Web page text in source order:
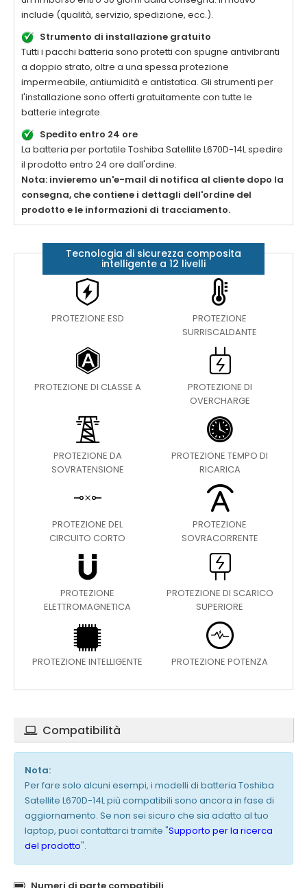
include (qualità, servizio, spedizione, ecc.).
Strumento di installazione gratuito
Tutti i pacchi batteria sono protetti con spugne antivibranti
a doppio strato, oltre a una spessa protezione
impermeabile, antiumidità e antistatica. Gli strumenti per
l'installazione sono offerti gratuitamente con tutte le
batterie integrate.
Spedito entro 24 ore
La batteria per portatile Toshiba Satellite L670D-14Lspedire
il prodotto entro 24 ore dall'ordine.
Nota: invieremo un'e-mail di notifica al cliente dopo la
consegna, che contiene i dettagli dell'ordine del
prodotto e le informazioni di tracciamento.
Tecnologia di sicurezza composita
intelligente a 12 livelli
PROTEZIONE ESD
PROTEZIONE
SURRISCALDANTE
PROTEZIONE DI CLASSE A
PROTEZIONE DI
OVERCHARGE
PROTEZIONE DA
SOVRATENSIONE
PROTEZIONE TEMPO DI
RICARICA
PROTEZIONE DEL
CIRCUITO CORTO
PROTEZIONE
SOVRACORRENTE
PROTEZIONE
ELETTROMAGNETICA
PROTEZIONE DI SCARICO
SUPERIORE
PROTEZIONE INTELLIGENTE PROTEZIONE POTENZA
Compatibilità
Nota:
Per fare solo alcuni esempi, i modelli di batteria Toshiba
Satellite L670D-14L più compatibili sono ancora in fase di
aggiornamento. Se non sei sicuro che sia adatto al tuo
laptop, puoi contattarci tramite "Supporto per la ricerca
del prodotto".